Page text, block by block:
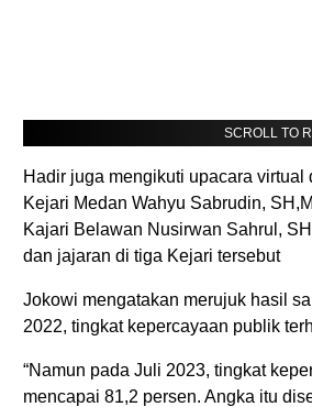
SCROLL TO
Hadir juga mengikuti upacara
Kejari Medan Wahyu Sabrudin,
Kajari Belawan Nusirwan Sahrul,
dan jajaran di tiga Kejari tersebut
Jokowi mengatakan merujuk hasil
2022, tingkat kepercayaan publik
“Namun pada Juli 2023, tingkat
mencapai 81,2 persen. Angka itu